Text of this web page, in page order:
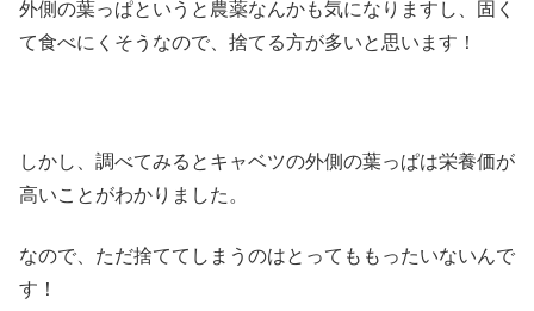
外側の葉っぱというと農薬なんかも気になりますし、固く
て食べにくそうなので、捨てる方が多いと思います！
しかし、調べてみるとキャベツの外側の葉っぱは栄養価が
高いことがわかりました。
なので、ただ捨ててしまうのはとってももったいないんで
す！